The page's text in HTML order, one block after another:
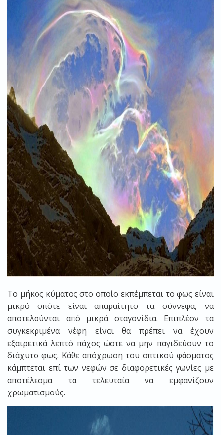
Το μήκος κύματος στο οποίο εκπέμπεται το φως είναι
μικρό οπότε είναι απαραίτητο τα σύννεφα, να
αποτελούνται από μικρά σταγονίδια. Επιπλέον τα
συγκεκριμένα νέφη είναι θα πρέπει να έχουν
εξαιρετικά λεπτό πάχος ώστε να μην παγιδεύουν το
διάχυτο φως. Κάθε απόχρωση του οπτικού φάσματος
κάμπτεται επί των νεφών σε διαφορετικές γωνίες με
αποτέλεσμα τα τελευταία να εμφανίζουν
χρωματισμούς.